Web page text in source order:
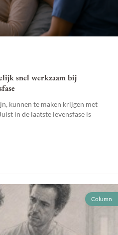
snel werkzaam bij
kunnen te maken krijgen met
in de laatste levensfase is
Column